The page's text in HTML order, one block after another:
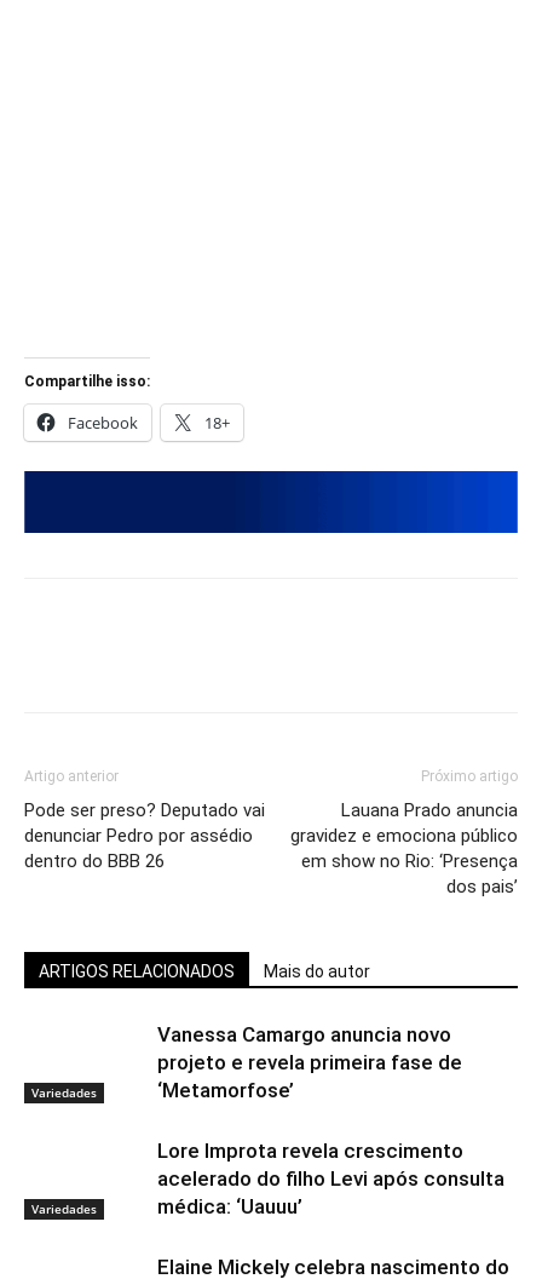
Compartilhe isso:
Facebook 18+
Artigo anterior
Pode ser preso? Deputado vai
denunciar Pedro por assédio
dentro do BBB 26
Próximo artigo
Lauana Prado anuncia
gravidez e emociona público
em show no Rio: ‘Presença
dos pais’
ARTIGOS RELACIONADOS Mais do autor
Variedades
Vanessa Camargo anuncia novo
projeto e revela primeira fase de
‘Metamorfose’
Variedades
Lore Improta revela crescimento
acelerado do filho Levi após consulta
médica: ‘Uauuu’
Elaine Mickely celebra nascimento do